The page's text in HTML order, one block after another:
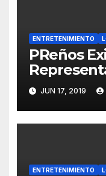
ENTRETENIMIENTO
PReños
Concurso
Irrelevante
Pura
JUN 17, 2019
ENTRETENIMIENTO